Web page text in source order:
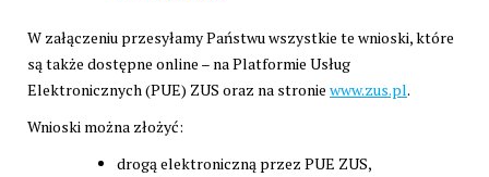
W załączeniu przesyłamy Państwu wszystkie te wnioski, które
są także dostępne online – na Platformie Usług
Elektronicznych (PUE) ZUS oraz na stronie www.zus.pl.
Wnioski można złożyć:
drogą elektroniczną przez PUE ZUS,